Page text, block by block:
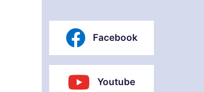
Facebook
Youtube